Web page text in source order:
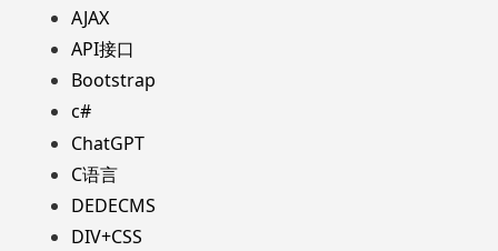
AJAX
API接口
Bootstrap
c#
ChatGPT
C语言
DEDECMS
DIV+CSS